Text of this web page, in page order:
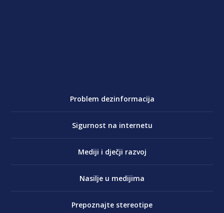
Problem dezinformacija
Sigurnost na internetu
Mediji i dječji razvoj
Nasilje u medijima
Prepoznajte stereotipe